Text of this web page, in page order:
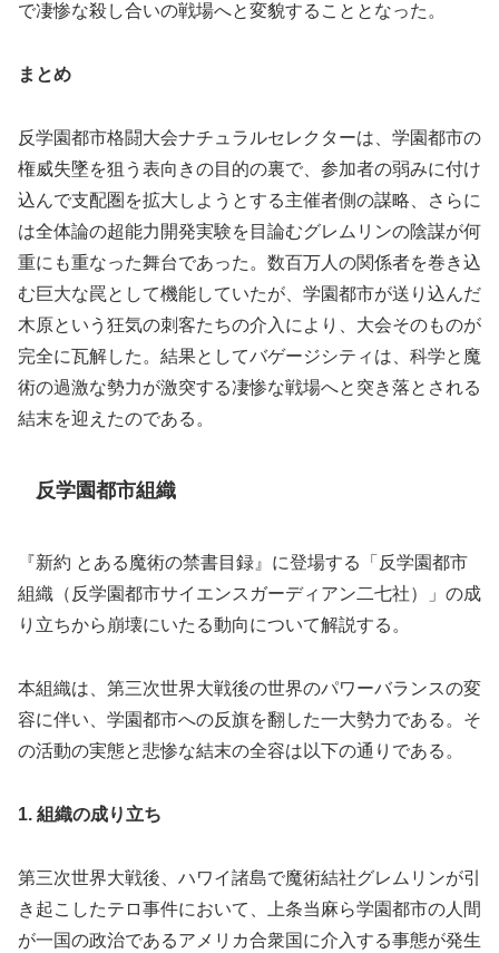
で凄惨な殺し合いの戦場へと変貌することとなった。
まとめ
反学園都市格闘大会ナチュラルセレクターは、学園都市の
権威失墜を狙う表向きの目的の裏で、参加者の弱みに付け
込んで支配圏を拡大しようとする主催者側の謀略、さらに
は全体論の超能力開発実験を目論むグレムリンの陰謀が何
重にも重なった舞台であった。数百万人の関係者を巻き込
む巨大な罠として機能していたが、学園都市が送り込んだ
木原という狂気の刺客たちの介入により、大会そのものが
完全に瓦解した。結果としてバゲージシティは、科学と魔
術の過激な勢力が激突する凄惨な戦場へと突き落とされる
結末を迎えたのである。
反学園都市組織
『新約 とある魔術の禁書目録』に登場する「反学園都市
組織（反学園都市サイエンスガーディアン二七社）」の成
り立ちから崩壊にいたる動向について解説する。
本組織は、第三次世界大戦後の世界のパワーバランスの変
容に伴い、学園都市への反旗を翻した一大勢力である。そ
の活動の実態と悲惨な結末の全容は以下の通りである。
1. 組織の成り立ち
第三次世界大戦後、ハワイ諸島で魔術結社グレムリンが引
き起こしたテロ事件において、上条当麻ら学園都市の人間
が一国の政治であるアメリカ合衆国に介入する事態が発生